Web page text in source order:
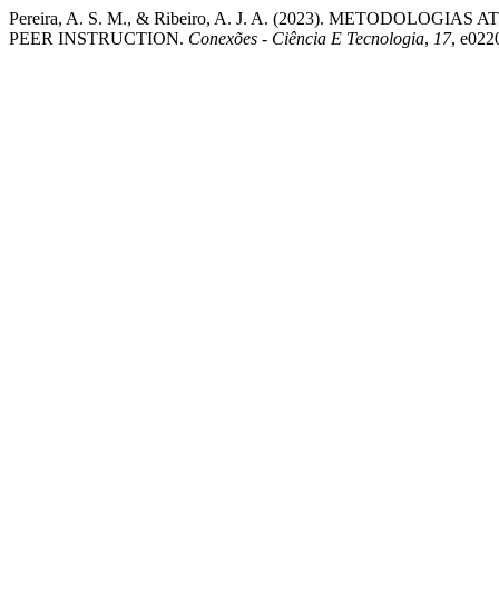
Pereira, A. S. M., & Ribeiro, A. J. A. (2023).
PEER INSTRUCTION. Conexões - Ciência E Tecnologia, 17,